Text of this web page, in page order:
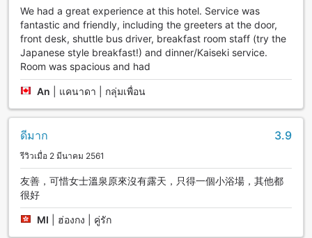
We had a great experience at this hotel. Service was
fantastic and friendly, including the greeters at the door,
front desk, shuttle bus driver, breakfast room staff (try the
Japanese style breakfast!) and dinner/Kaiseki service.
Room was spacious and had
An แคนาดา | กลุ่มเพื่อน
ดีมาก 3.9
รีวิวเมื่อ 2 มีนาคม 2561
友善，可惜女士溫泉原來沒有露天，只得一個小浴場，其他都
很好
MI ฮ่องกง | คู่รัก